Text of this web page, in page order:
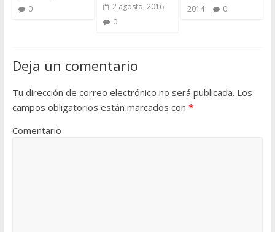
0
2 agosto, 2016
0
2014
0
Deja un comentario
Tu dirección de correo electrónico no será publicada. Los
campos obligatorios están marcados con *
Comentario